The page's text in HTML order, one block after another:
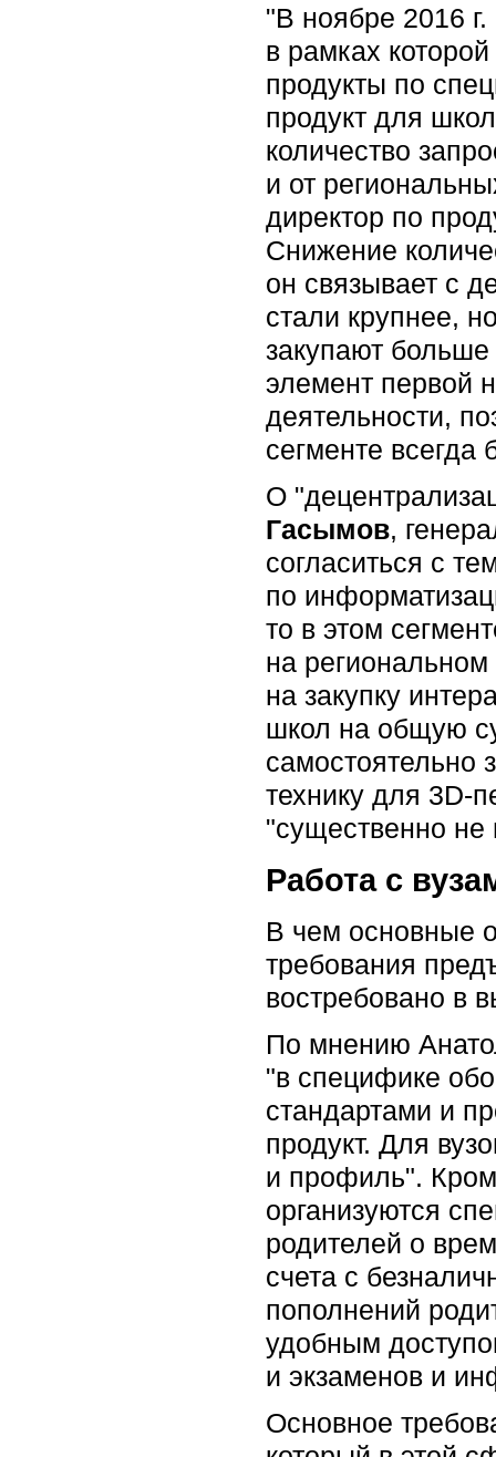
"В ноябре 2016
в рамках
продукты по
продукт для
количество
и от
директор по
Снижение
он связывает с
стали крупнее,
закупают
элемент первой
деятельности,
сегменте всегда
О
Гасымов,
согласиться с
по
то в этом
на
на закупку
школ на общую
самостоятельно
технику для 3D-
"существенно не
Работа с
В чем основные
требования
востребовано в
По мнению
"в специфике
стандартами и
продукт. Для
и профиль".
организуются
родителей о
счета с
пополнений
удобным
и экзаменов и
Основное